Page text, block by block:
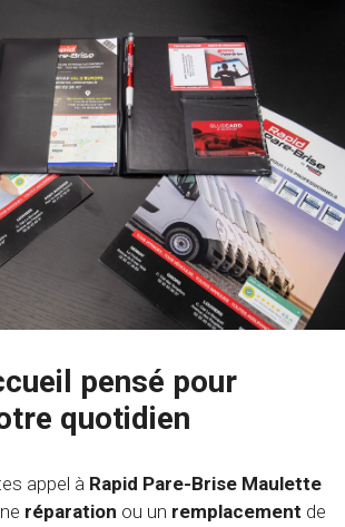
pensé pour
quotidien
appel à Rapid Pare-Brise Maulette
réparation ou un remplacement de